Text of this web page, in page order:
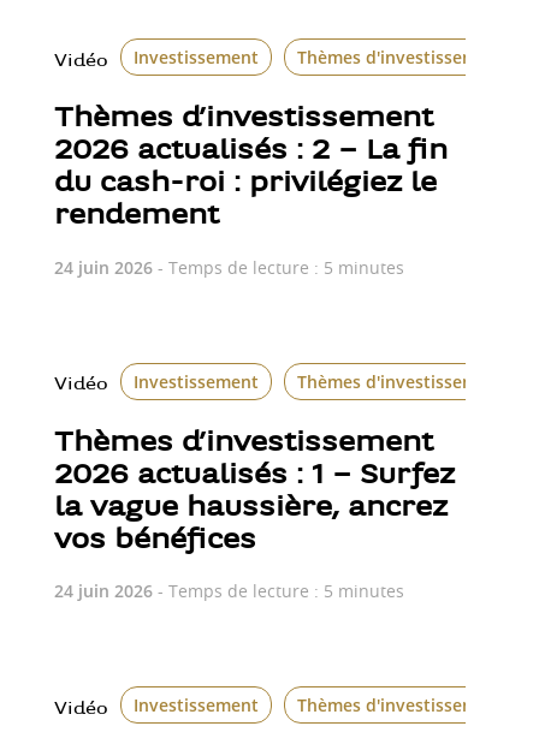
Vidéo Investissement Thèmes d'investissement
Thèmes d’investissement
2026 actualisés : 2 – La fin
du cash-roi : privilégiez le
rendement
24 juin 2026- Temps de lecture : 5 minutes
Vidéo Investissement Thèmes d'investissement
Thèmes d’investissement
2026 actualisés : 1 – Surfez
la vague haussière, ancrez
vos bénéfices
24 juin 2026- Temps de lecture : 5 minutes
Vidéo Investissement Thèmes d'investissement